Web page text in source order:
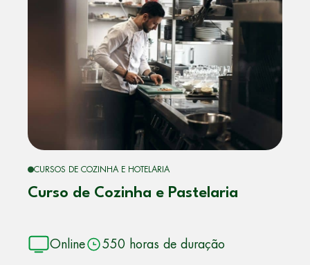
CURSOS DE COZINHA E HOTELARIA
Curso de Cozinha e Pastelaria
Online 550 horas de duração